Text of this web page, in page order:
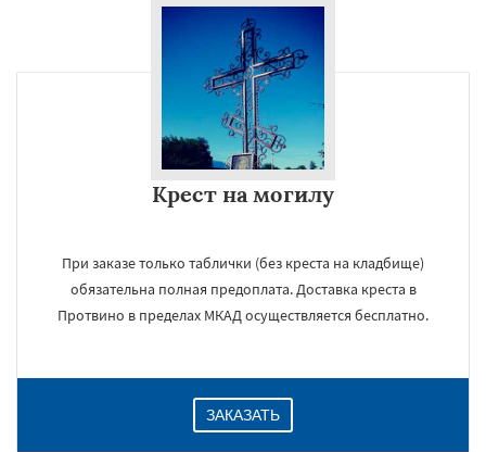
Крест на могилу
При заказе только таблички (без креста на кладбище)
обязательна полная предоплата. Доставка креста в
Протвино в пределах МКАД осуществляется бесплатно.
ЗАКАЗАТЬ